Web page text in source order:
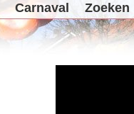
Carnaval Zoeken